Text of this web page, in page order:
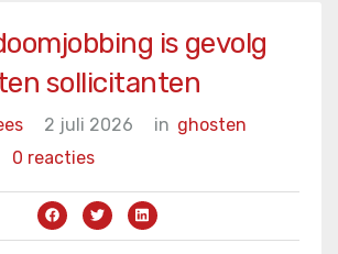
is gevolg
sollicitanten
2 juli 2026 in ghosten
0 reacties